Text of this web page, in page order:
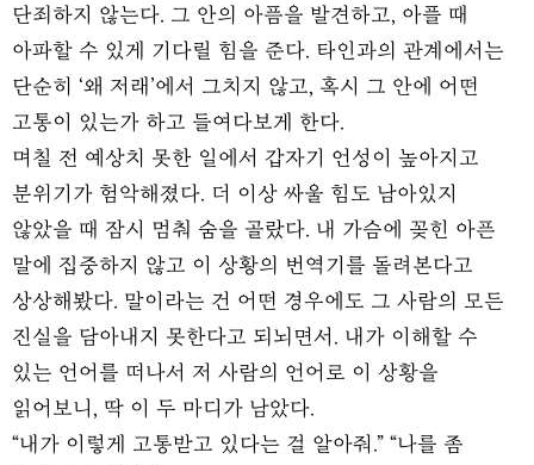
단죄하지 않는다. 그 안의 아픔을 발견하고, 아플 때
아파할 수 있게 기다릴 힘을 준다. 타인과의 관계에서는
단순히 ‘왜 저래’에서 그치지 않고, 혹시 그 안에 어떤
고통이 있는가 하고 들여다보게 한다.
며칠 전 예상치 못한 일에서 갑자기 언성이 높아지고
분위기가 험악해졌다. 더 이상 싸울 힘도 남아있지
않았을 때 잠시 멈춰 숨을 골랐다. 내 가슴에 꽂힌 아픈
말에 집중하지 않고 이 상황의 번역기를 돌려본다고
상상해봤다. 말이라는 건 어떤 경우에도 그 사람의 모든
진실을 담아내지 못한다고 되뇌면서. 내가 이해할 수
있는 언어를 떠나서 저 사람의 언어로 이 상황을
읽어보니, 딱 이 두 마디가 남았다.
“내가 이렇게 고통받고 있다는 걸 알아줘.” “나를 좀